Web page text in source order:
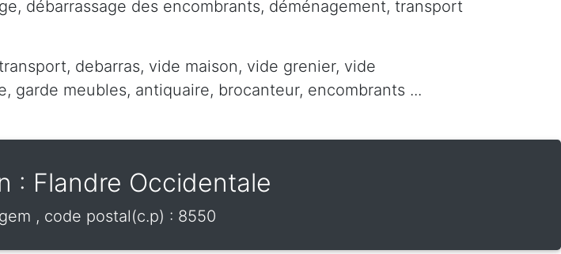
débarrassage des encombrants, déménagement, transport
debarras, vide maison, vide grenier, vide
meubles, antiquaire, brocanteur, encombrants ...
: Flandre Occidentale
, code postal(c.p) : 8550